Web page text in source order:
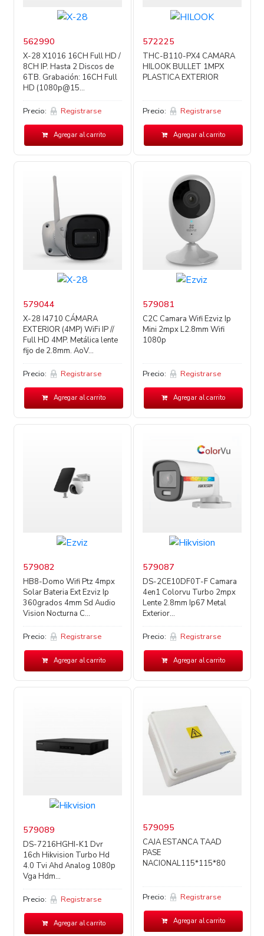
562990
X-28 X1016 16CH Full HD /
8CH IP. Hasta 2 Discos de
6TB. Grabación: 16CH Full
HD (1080p@15...
Precio: Registrarse
Agregar al carrito
572225
THC-B110-PX4 CAMARA
HILOOK BULLET 1MPX
PLASTICA EXTERIOR
Precio: Registrarse
Agregar al carrito
579044
X-28 I4710 CÁMARA
EXTERIOR (4MP) WiFi IP //
Full HD 4MP. Metálica lente
fijo de 2.8mm. AoV...
Precio: Registrarse
Agregar al carrito
579081
C2C Camara Wifi Ezviz Ip
Mini 2mpx L2.8mm Wifi
1080p
Precio: Registrarse
Agregar al carrito
579082
HB8-Domo Wifi Ptz 4mpx
Solar Bateria Ext Ezviz Ip
360grados 4mm Sd Audio
Vision Nocturna C...
Precio: Registrarse
Agregar al carrito
579087
DS-2CE10DF0T-F Camara
4en1 Colorvu Turbo 2mpx
Lente 2.8mm Ip67 Metal
Exterior...
Precio: Registrarse
Agregar al carrito
579089
DS-7216HGHI-K1 Dvr
16ch Hikvision Turbo Hd
4.0 Tvi Ahd Analog 1080p
Vga Hdm...
Precio: Registrarse
Agregar al carrito
579095
CAJA ESTANCA TAAD
PASE
NACIONAL115*115*80
Precio: Registrarse
Agregar al carrito